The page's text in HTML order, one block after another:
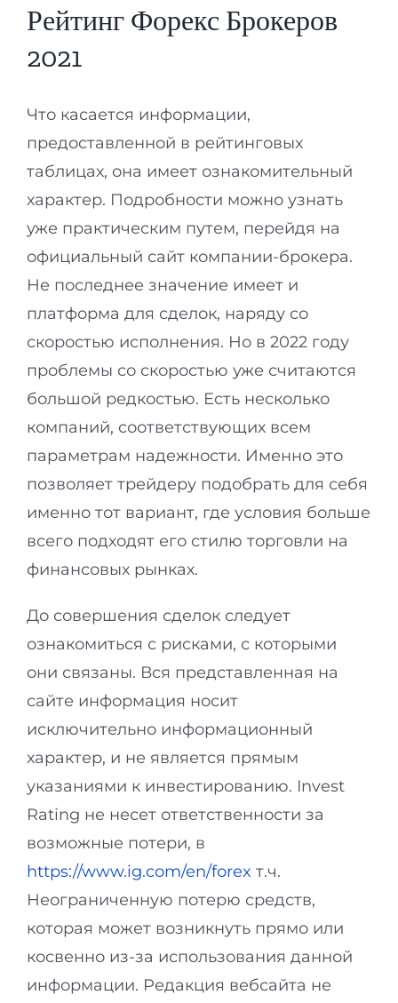
Рейтинг Форекс Брокеров
2021
Что касается информации,
предоставленной в рейтинговых
таблицах, она имеет ознакомительный
характер. Подробности можно узнать
уже практическим путем, перейдя на
официальный сайт компании-брокера.
Не последнее значение имеет и
платформа для сделок, наряду со
скоростью исполнения. Но в 2022 году
проблемы со скоростью уже считаются
большой редкостью. Есть несколько
компаний, соответствующих всем
параметрам надежности. Именно это
позволяет трейдеру подобрать для себя
именно тот вариант, где условия больше
всего подходят его стилю торговли на
финансовых рынках.
До совершения сделок следует
ознакомиться с рисками, с которыми
они связаны. Вся представленная на
сайте информация носит
исключительно информационный
характер, и не является прямым
указаниями к инвестированию. Invest
Rating не несет ответственности за
возможные потери, в
https://www.ig.com/en/forex т.ч.
Неограниченную потерю средств,
которая может возникнуть прямо или
косвенно из-за использования данной
информации. Редакция вебсайта не